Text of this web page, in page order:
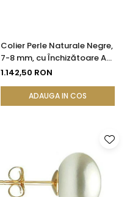
Colier Perle Naturale Negre,
7-8 mm, cu Închizătoare Aur
14K (aur 585) | KASKADDA®
1.142,50 RON
ADAUGA IN COS